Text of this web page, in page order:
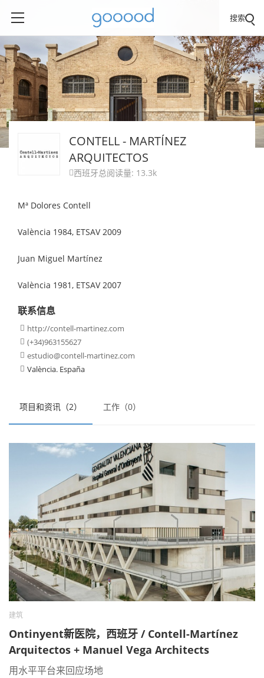
搜索
项目和资讯（2） 工作（0）
建筑
Ontinyent新医院，西班牙 / Contell-Martínez
Arquitectos + Manuel Vega Architects
用水平平台来回应场地
CONTELL - MARTÍNEZ
ARQUITECTOS
 西班牙总阅读量: 13.3k
Mª Dolores Contell
València 1984, ETSAV 2009
Juan Miguel Martínez
València 1981, ETSAV 2007
联系信息
 http://contell-martinez.com
 (+34)963155627
 estudio@contell-martinez.com
 València. España